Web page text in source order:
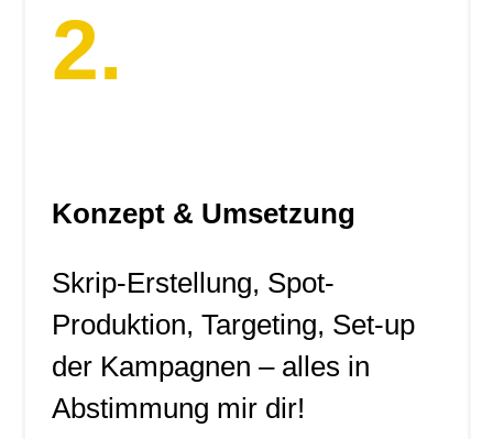
2.
Konzept & Umsetzung
Skrip-Erstellung, Spot-
Produktion, Targeting, Set-up
der Kampagnen – alles in
Abstimmung mir dir!